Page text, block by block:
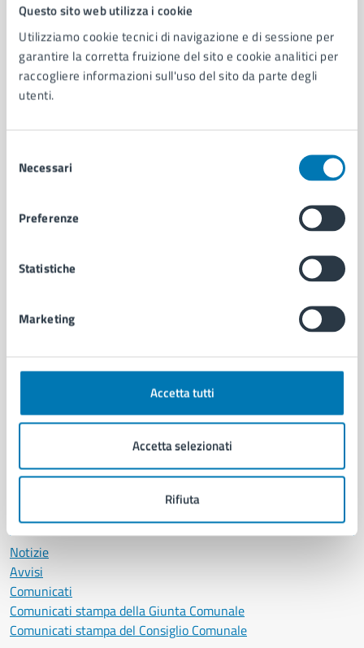
Questo sito web utilizza i cookie
Utilizziamo cookie tecnici di navigazione e di sessione per
garantire la corretta fruizione del sito e cookie analitici per
raccogliere informazioni sull'uso del sito da parte degli
utenti.
delNecessari
Preferenze
Statistiche
Marketing
Accetta tutti
Accetta selezionati
Rifiuta
AMMINISTRAZIONE
Aree amministrative
Organi di governo
Municipalità
Uffici
Personale amministrativo
Documenti e dati
Ambiente
Autorizzazioni
Educazione e formazione
Giustizia e sicurezza pubblica
Imprese e commercio
Vita lavorativa
NOVITÀ
Notizie
Avvisi
Comunicati
Comunicati stampa della Giunta Comunale
Comunicati stampa del Consiglio Comunale